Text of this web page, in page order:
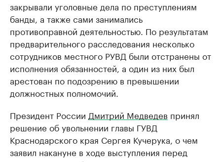
закрывали уголовные дела по преступлениям
банды, а также сами занимались
противоправной деятельностью. По результатам
предварительного расследования несколько
сотрудников местного РУВД были отстранены от
исполнения обязанностей, а один из них был
арестован по подозрению в превышении
должностных полномочий.
Президент России Дмитрий Медведев принял
решение об увольнении главы ГУВД
Краснодарского края Сергея Кучерука, о чем
заявил накануне в ходе выступления перед